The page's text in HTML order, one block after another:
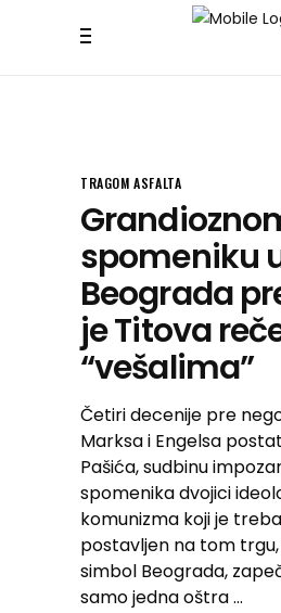
TRAGOM ASFALTA
spomeniku
Beograda
je Titova
“vešalima”
Četiri decenije pre
Marksa i Engelsa
Pašića, sudbinu
spomenika dvojici
komunizma koji je
postavljen na tom
simbol Beograda,
samo jedna oštra